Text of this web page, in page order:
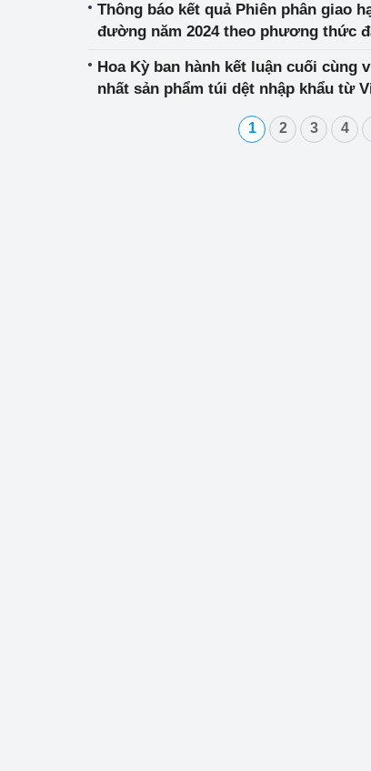
Thông báo kết quả Phiên phân giao
đường năm 2024 theo phương thức
Hoa Kỳ ban hành kết luận cuối cùng
nhất sản phẩm túi dệt nhập khẩu từ
1 2 3 4